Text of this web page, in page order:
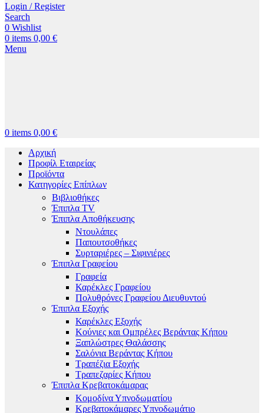
Login / Register
Search
0 Wishlist
0 items 0,00 €
Menu
0 items 0,00 €
Αρχική
Προφίλ Εταιρείας
Προϊόντα
Κατηγορίες Επίπλων
Βιβλιοθήκες
Έπιπλα TV
Έπιπλα Αποθήκευσης
Ντουλάπες
Παπουτσοθήκες
Συρταριέρες – Σιφινιέρες
Έπιπλα Γραφείου
Γραφεία
Καρέκλες Γραφείου
Πολυθρόνες Γραφείου Διευθυντού
Έπιπλα Εξοχής
Καρέκλες Εξοχής
Κούνιες και Ομπρέλες Βεράντας Κήπου
Ξαπλώστρες Θαλάσσης
Σαλόνια Βεράντας Κήπου
Τραπέζια Εξοχής
Τραπεζαρίες Κήπου
Έπιπλα Κρεβατοκάμαρας
Κομοδίνα Υπνοδωματίου
Κρεβατοκάμαρες Υπνοδωμάτιο